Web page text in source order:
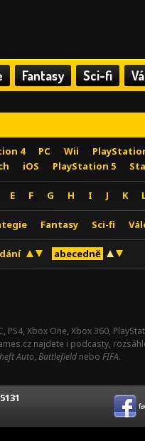
Fantasy Sci-fi
4 PC Wii
iOS PlayStation 5
E F G H I J K
Fantasy Sci-fi
abecedně
PS4, Xbox One, Xbox 360,
najdete i podcasty,
Auto, Battlefield nebo FIFA.